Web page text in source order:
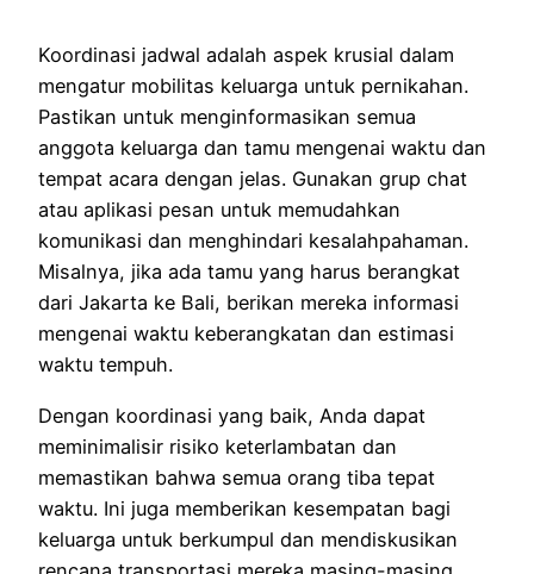
Koordinasi jadwal adalah aspek krusial dalam
mengatur mobilitas keluarga untuk pernikahan.
Pastikan untuk menginformasikan semua
anggota keluarga dan tamu mengenai waktu dan
tempat acara dengan jelas. Gunakan grup chat
atau aplikasi pesan untuk memudahkan
komunikasi dan menghindari kesalahpahaman.
Misalnya, jika ada tamu yang harus berangkat
dari Jakarta ke Bali, berikan mereka informasi
mengenai waktu keberangkatan dan estimasi
waktu tempuh.
Dengan koordinasi yang baik, Anda dapat
meminimalisir risiko keterlambatan dan
memastikan bahwa semua orang tiba tepat
waktu. Ini juga memberikan kesempatan bagi
keluarga untuk berkumpul dan mendiskusikan